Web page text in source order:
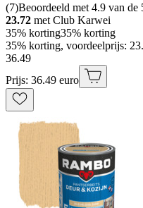
(7)Beoordeeld met 4.9 van de
23.72 met Club Karwei
35% korting35% korting
35% korting, voordeelprijs:
36.49
Prijs: 36.49 euro